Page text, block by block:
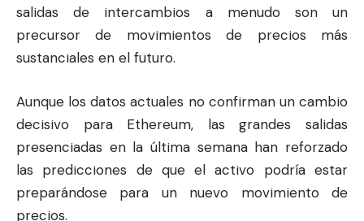
salidas de intercambios a menudo son un
precursor de movimientos de precios más
sustanciales en el futuro.
Aunque los datos actuales no confirman un cambio
decisivo para Ethereum, las grandes salidas
presenciadas en la última semana han reforzado
las predicciones de que el activo podría estar
preparándose para un nuevo movimiento de
precios.